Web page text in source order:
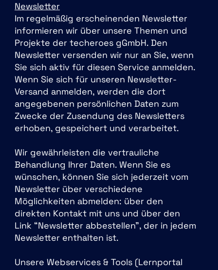
Newsletter
Im regelmäßig erscheinenden Newsletter
informieren wir über unsere Themen und
Projekte der techeroes gGmbH. Den
Newsletter versenden wir nur an Sie, wenn
Sie sich aktiv für diesen Service anmelden.
Wenn Sie sich für unseren Newsletter-
Versand anmelden, werden die dort
angegebenen persönlichen Daten zum
Zwecke der Zusendung des Newsletters
erhoben, gespeichert und verarbeitet.
Wir gewährleisten die vertrauliche
Behandlung Ihrer Daten. Wenn Sie es
wünschen, können Sie sich jederzeit vom
Newsletter über verschiedene
Möglichkeiten abmelden: über den
direkten Kontakt mit uns und über den
Link “Newsletter abbestellen”, der in jedem
Newsletter enthalten ist.
Unsere Webservices & Tools (Lernportal